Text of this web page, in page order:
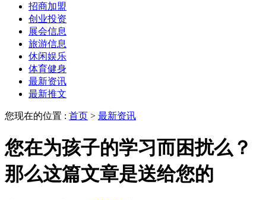
招商加盟
创业投资
展会信息
旅游信息
休闲娱乐
体育健身
最新资讯
最新推文
您现在的位置 : 首页 > 最新资讯
您在为孩子的学习而困扰么？
那么这篇文章是送给您的